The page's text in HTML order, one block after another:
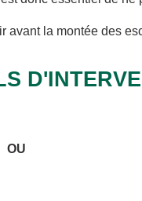
la montée des
OU